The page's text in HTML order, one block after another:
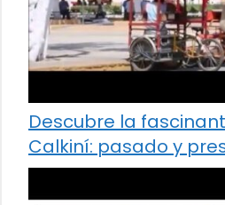
Descubre la
Calkiní: pasado y